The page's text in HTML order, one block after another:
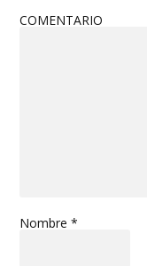
COMENTARIO
Nombre*